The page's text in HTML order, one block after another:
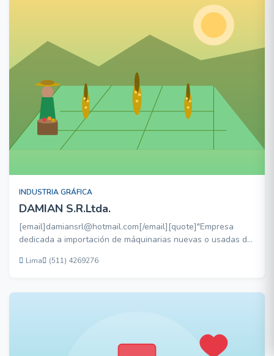
INDUSTRIA GRÁFICA
DAMIAN S.R.Ltda.
[email]damiansrl@hotmail.com[/email][quote]"Empresa
dedicada a importación de máquinarias nuevas o usadas de
Lima (511) 4269276